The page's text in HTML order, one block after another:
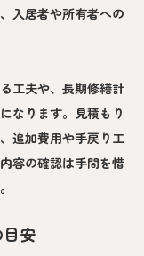
入居者や所有者への
工夫や、長期修繕計
なります。見積もり
追加費用や手戻り工
容の確認は手間を惜
安